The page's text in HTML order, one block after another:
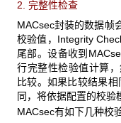
2. 完整性检查
MACsec封装的数据帧
校验值，Integrity
尾部。设备收到
行完整性检验值计算
比较。如果比较结果
同，将依据配置的校验
MACsec有如下几种校